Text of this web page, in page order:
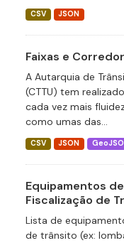
CSV JSON
Faixas e
A Autarquia de
(CTTU) tem
cada vez mais
como umas das...
CSV JSON
Equipamentos
Fiscalização de
Lista de
de trânsito (ex: